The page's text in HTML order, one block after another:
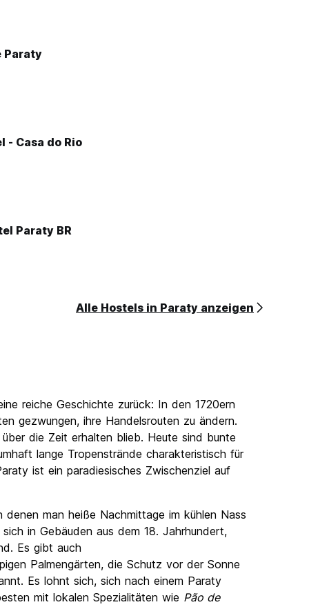
Paraty
- Casa do Rio
Paraty BR
Alle Hostels in Paraty anzeigen
reiche Geschichte zurück: In den 1720ern
gezwungen, ihre Handelsrouten zu ändern.
die Zeit erhalten blieb. Heute sind bunte
lange Tropenstrände charakteristisch für
ist ein paradiesisches Zwischenziel auf
man heiße Nachmittage im kühlen Nass
in Gebäuden aus dem 18. Jahrhundert,
Es gibt auch
Palmengärten, die Schutz vor der Sonne
Es lohnt sich, sich nach einem Paraty
mit lokalen Spezialitäten wie Pão de